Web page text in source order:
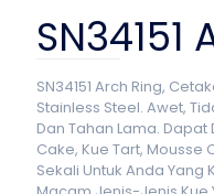
SN34151
SN34151 Arch Ring,
Stainless Steel. Awet,
Dan Tahan Lama.
Cake, Kue Tart, Mousse
Sekali Untuk Anda